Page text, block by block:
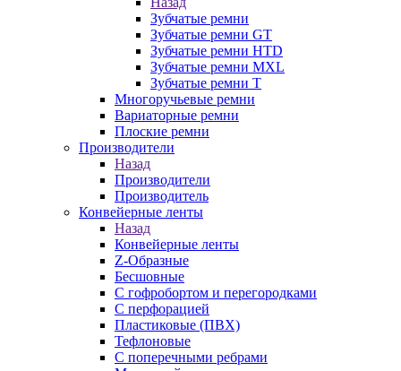
Зубчатые ремни
Зубчатые ремни GT
Зубчатые ремни HTD
Зубчатые ремни MXL
Зубчатые ремни Т
Многоручьевые ремни
Вариаторные ремни
Плоские ремни
Производители
Назад
Производители
Производитель
Конвейерные ленты
Назад
Конвейерные ленты
Z-Образные
Бесшовные
С гофробортом и перегородками
С перфорацией
Пластиковые (ПВХ)
Тефлоновые
С поперечными ребрами